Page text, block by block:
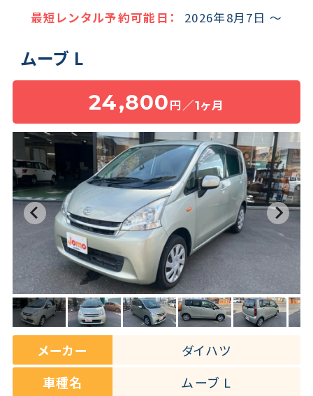
保険・補償
よくある質問
お問い合わせチャット
店舗一覧
ご利用案内
最短レンタル予約可能日： 2026年8月7日 ～
ムーブ L
24,800 円／1ヶ月
メーカー
ダイハツ
車種名
ムーブ L